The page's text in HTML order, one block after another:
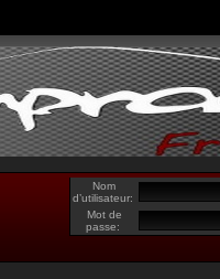
Nom
d’utilisateur:
Mot de
passe: